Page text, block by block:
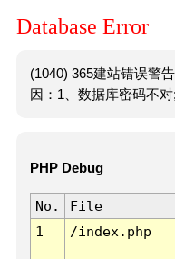
Database Error
(1040) 365建站错误警
因：1、数据库密码不对
PHP Debug
No. File
1
/index.php